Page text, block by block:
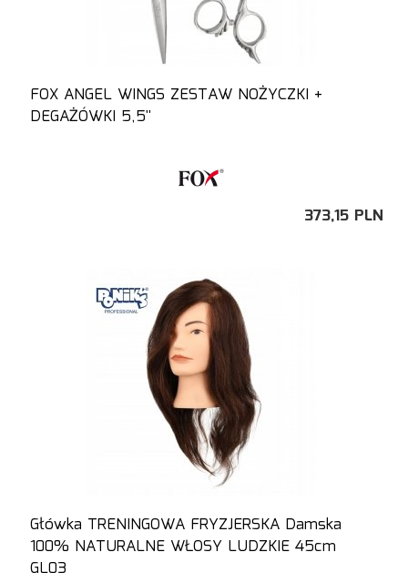
FOX ANGEL WINGS ZESTAW NOŻYCZKI +
DEGAŻÓWKI 5,5''
373,15 PLN
Główka TRENINGOWA FRYZJERSKA Damska
100% NATURALNE WŁOSY LUDZKIE 45cm
GL03